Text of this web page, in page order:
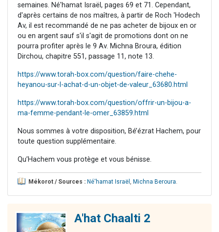
semaines. Né'hamat Israël, pages 69 et 71. Cependant,
d'après certains de nos maîtres, à partir de Roch 'Hodech
Av, il est recommandé de ne pas acheter de bijoux en or
ou en argent sauf s'il s'agit de promotions dont on ne
pourra profiter après le 9 Av. Michna Broura, édition
Dirchou, chapitre 551, passage 11, note 13.
https://www.torah-box.com/question/faire-chehe-
heyanou-sur-l-achat-d-un-objet-de-valeur_63680.html
https://www.torah-box.com/question/offrir-un-bijou-a-
ma-femme-pendant-le-omer_63859.html
Nous sommes à votre disposition, Bé’ézrat Hachem, pour
toute question supplémentaire.
Qu’Hachem vous protège et vous bénisse.
Mékorot / Sources : Né'hamat Israël , Michna Beroura.
A'hat Chaalti 2